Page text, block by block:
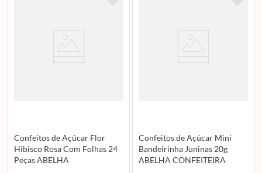
Confeitos de Açúcar Flor
Hibisco Rosa Com Folhas 24
Peças ABELHA
Confeitos de Açúcar Mini
Bandeirinha Juninas 20g
ABELHA CONFEITEIRA